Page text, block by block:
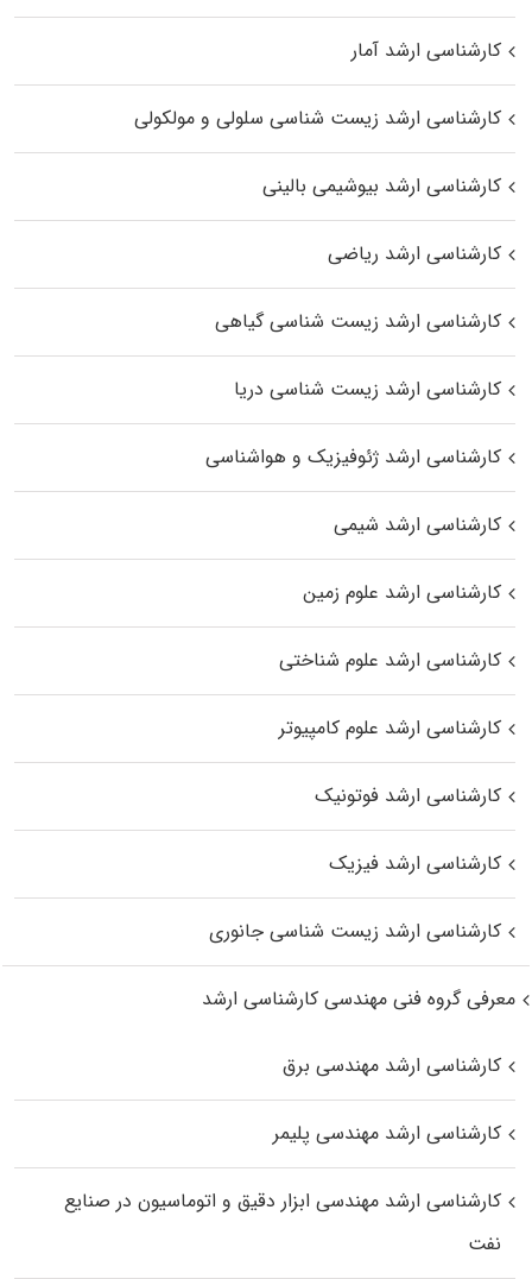
کارشناسی ارشد آمار
کارشناسی ارشد زیست شناسی سلولی و مولکولی
کارشناسی ارشد بیوشیمی بالینی
کارشناسی ارشد ریاضی
کارشناسی ارشد زیست‌ شناسی گیاهی
کارشناسی ارشد زیست‌ شناسی دریا
کارشناسی ارشد ژئوفیزیک و هواشناسی
کارشناسی ارشد شیمی
کارشناسی ارشد علوم زمین
کارشناسی ارشد علوم شناختی
کارشناسی ارشد علوم کامپیوتر
کارشناسی ارشد فوتونیک
کارشناسی ارشد فیزیک
کارشناسی ارشد زیست‌ شناسی جانوری
معرفی گروه فنی مهندسی کارشناسی ارشد
کارشناسی ارشد مهندسی برق
کارشناسی ارشد مهندسی پلیمر
کارشناسی ارشد مهندسی ابزار دقیق و اتوماسیون در صنایع
نفت